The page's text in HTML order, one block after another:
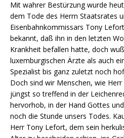
Mit wahrer Bestürzung wurde
dem Tode des Herrn Staatsrates
Eisenbahnkommissars Tony
bekannt, daß ihn in den letzten
Krankheit befallen hatte, doch
luxemburgischen Ärzte als auch
Spezialist bis ganz zuletzt noch
Doch sind wir Menschen, wie
jüngst so treffend in der
hervorhob, in der Hand Gottes
noch die Stunde unsers Todes.
Herr Tony Lefort, dem sein